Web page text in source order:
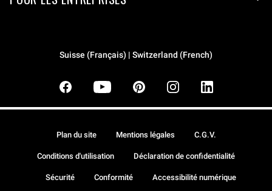
Suisse (Français) | Switzerland (French)
Plan du site Mentions légales C.G.V.
Conditions d'utilisation Déclaration de confidentialité
Sécurité Conformité Accessibilité numérique